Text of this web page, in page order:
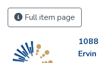
Full item page